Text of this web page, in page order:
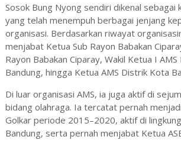
Sosok Bung Nyong sendiri dikenal sebagai
yang telah menempuh berbagai jenjang
organisasi. Berdasarkan riwayat
menjabat Ketua Sub Rayon Babakan
Rayon Babakan Ciparay, Wakil Ketua I
Bandung, hingga Ketua AMS Distrik Kota
Di luar organisasi AMS, ia juga aktif di
bidang olahraga. Ia tercatat pernah
Golkar periode 2015–2020, aktif di
Bandung, serta pernah menjabat Ketua